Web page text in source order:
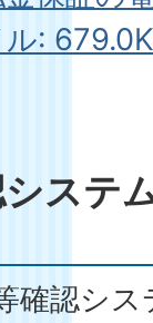
:
ステ
確認シ